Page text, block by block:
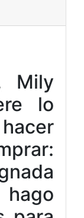
Mily
lo